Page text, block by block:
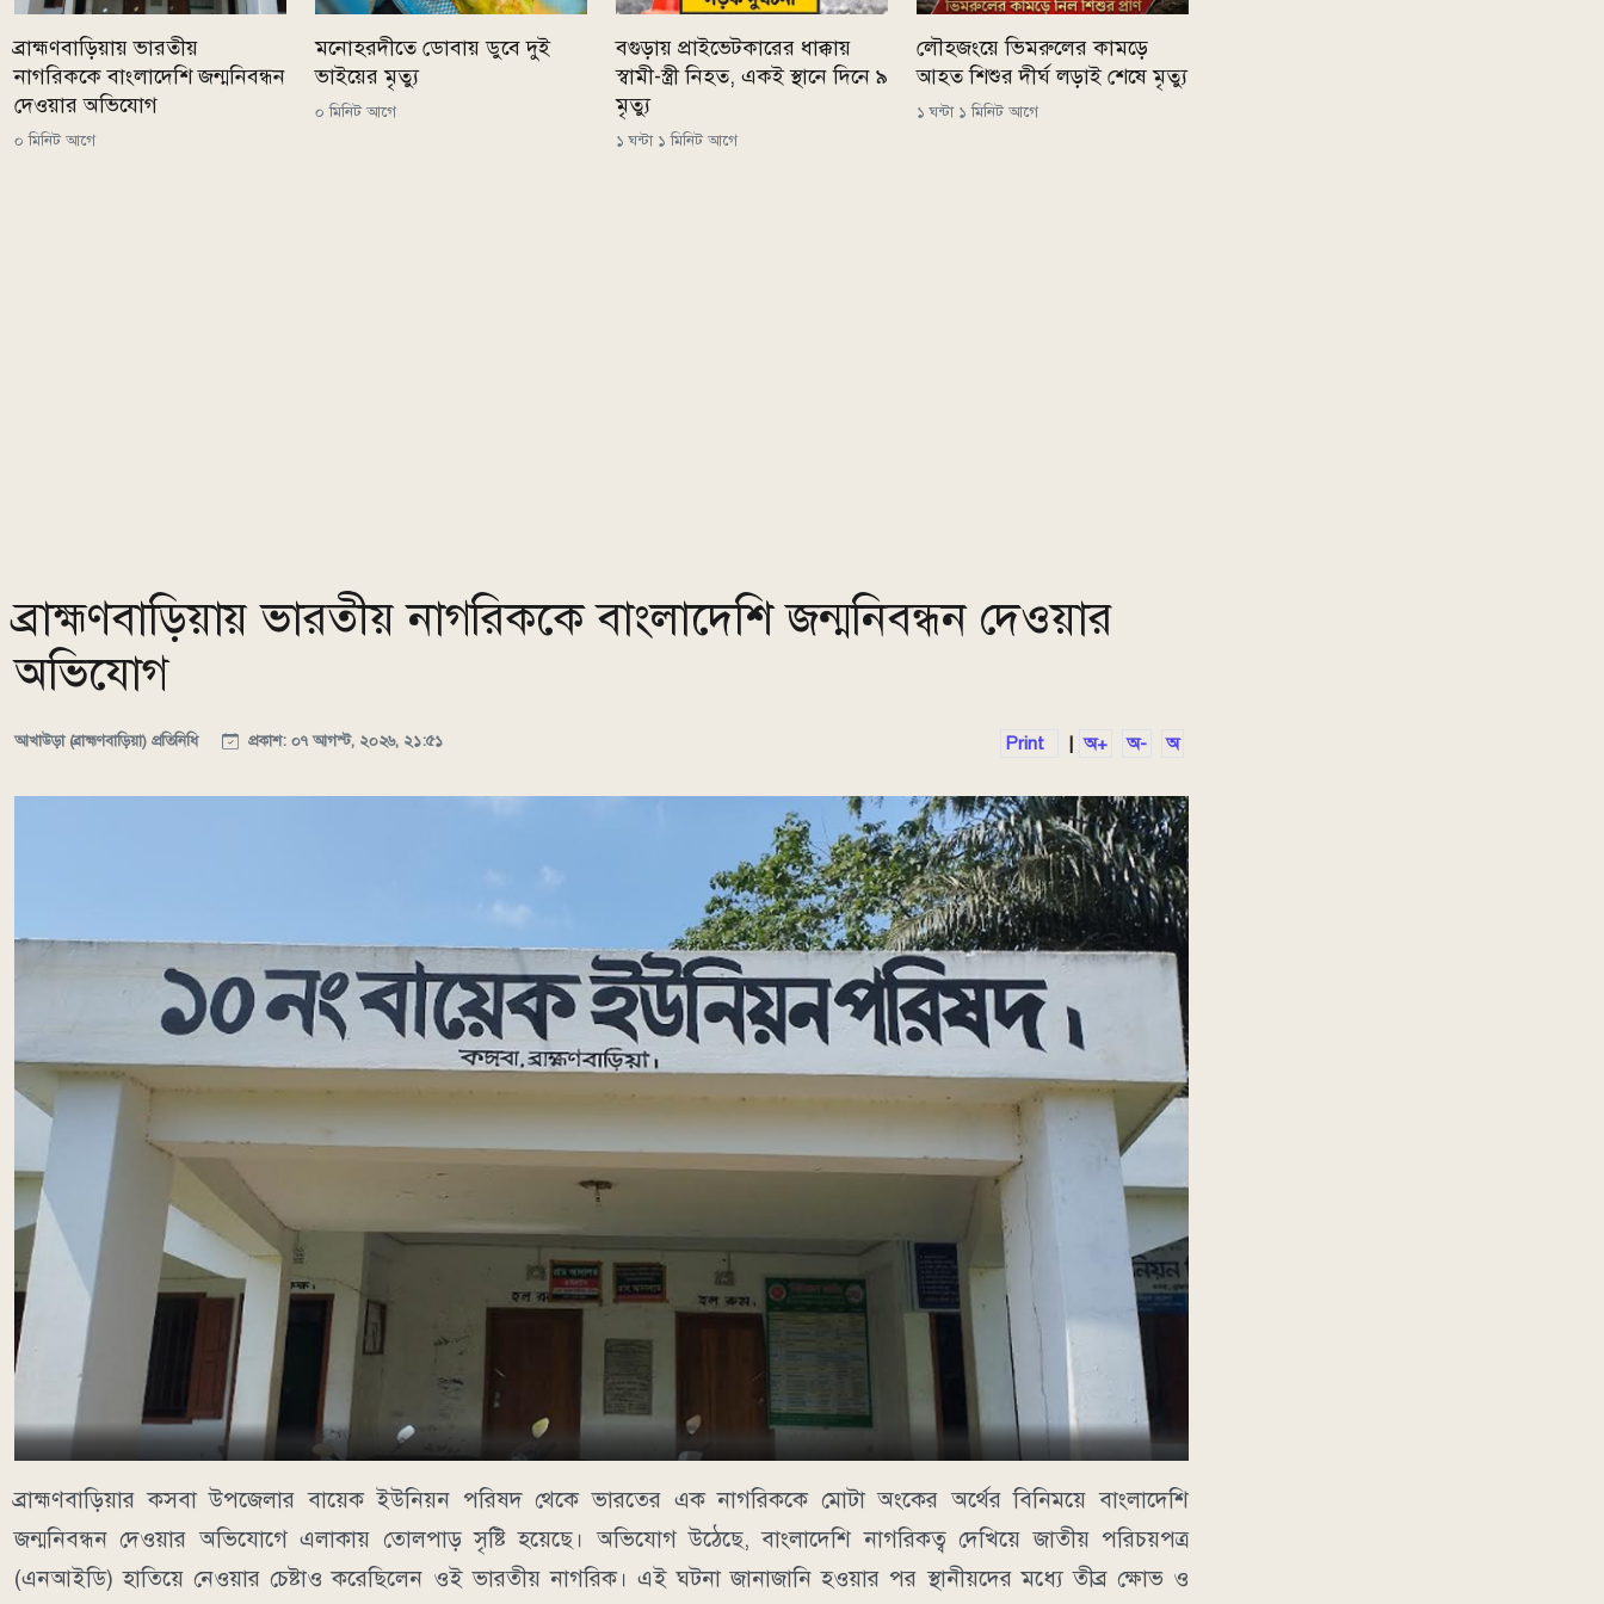
ব্রাহ্মণবাড়িয়ায় ভারতীয়
নাগরিককে বাংলাদেশি জন্মনিবন্ধন
দেওয়ার অভিযোগ
০ মিনিট আগে
মনোহরদীতে ডোবায় ডুবে দুই
ভাইয়ের মৃত্যু
০ মিনিট আগে
বগুড়ায় প্রাইভেটকারের ধাক্কায়
স্বামী-স্ত্রী নিহত, একই স্থানে দিনে ৯
মৃত্যু
১ ঘন্টা ১ মিনিট আগে
লৌহজংয়ে ভিমরুলের কামড়ে
আহত শিশুর দীর্ঘ লড়াই শেষে মৃত্যু
১ ঘন্টা ১ মিনিট আগে
ব্রাহ্মণবাড়িয়ায় ভারতীয় নাগরিককে বাংলাদেশি জন্মনিবন্ধন দেওয়ার
অভিযোগ
আখাউড়া (ব্রাহ্মণবাড়িয়া) প্রতিনিধি প্রকাশ: ০৭ আগস্ট, ২০২৬, ২১:৫১ Print | অ+ অ- অ
ব্রাহ্মণবাড়িয়ার কসবা উপজেলার বায়েক ইউনিয়ন পরিষদ থেকে ভারতের এক নাগরিককে মোটা অংকের অর্থের বিনিময়ে বাংলাদেশি
জন্মনিবন্ধন দেওয়ার অভিযোগে এলাকায় তোলপাড় সৃষ্টি হয়েছে। অভিযোগ উঠেছে, বাংলাদেশি নাগরিকত্ব দেখিয়ে জাতীয় পরিচয়পত্র
(এনআইডি) হাতিয়ে নেওয়ার চেষ্টাও করেছিলেন ওই ভারতীয় নাগরিক। এই ঘটনা জানাজানি হওয়ার পর স্থানীয়দের মধ্যে তীব্র ক্ষোভ ও